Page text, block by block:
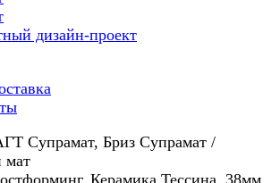
дизайн-проект
Супрамат, Бриз Супрамат /
мат
Керамика Тессина, 38мм